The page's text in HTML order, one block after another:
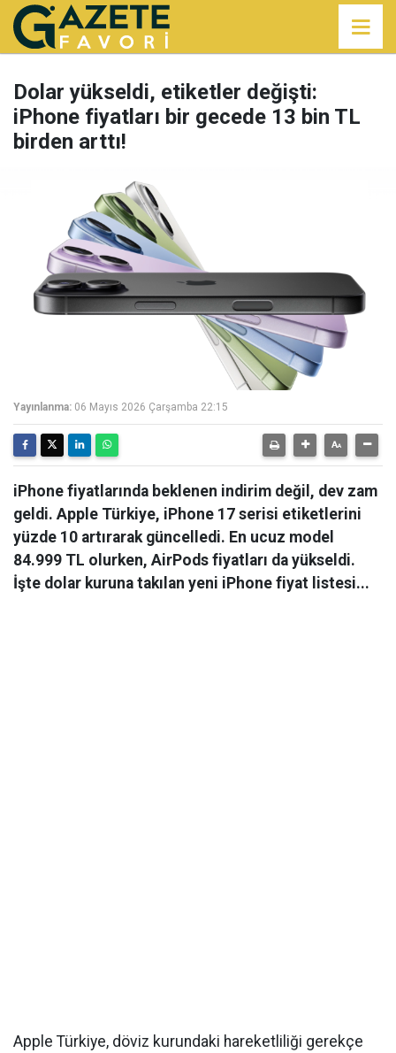
Dolar yükseldi, etiketler değişti:
iPhone fiyatları bir gecede 13 bin TL
birden arttı!
Yayınlanma: 06 Mayıs 2026 Çarşamba 22:15
iPhone fiyatlarında beklenen indirim değil, dev zam
geldi. Apple Türkiye, iPhone 17 serisi etiketlerini
yüzde 10 artırarak güncelledi. En ucuz model
84.999 TL olurken, AirPods fiyatları da yükseldi.
İşte dolar kuruna takılan yeni iPhone fiyat listesi...
Apple Türkiye, döviz kurundaki hareketliliği gerekçe